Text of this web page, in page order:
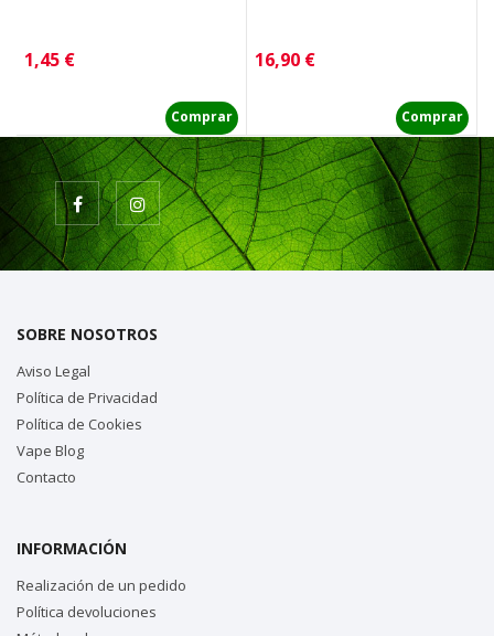
Precio
1,45 €
Comprar
Precio
16,90 €
Comprar
SOBRE NOSOTROS
Aviso Legal
Política de Privacidad
Política de Cookies
Vape Blog
Contacto
INFORMACIÓN
Realización de un pedido
Política devoluciones